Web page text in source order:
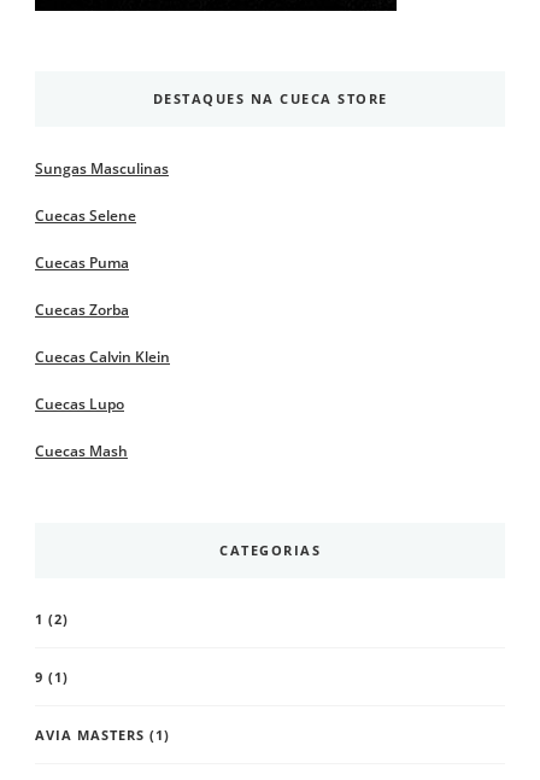
DESTAQUES NA CUECA STORE
Sungas Masculinas
Cuecas Selene
Cuecas Puma
Cuecas Zorba
Cuecas Calvin Klein
Cuecas Lupo
Cuecas Mash
CATEGORIAS
1 (2)
9 (1)
AVIA MASTERS (1)